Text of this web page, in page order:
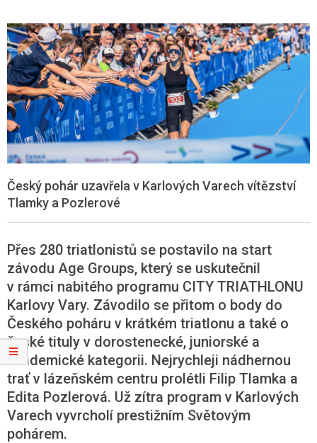
Český pohár uzavřela v Karlových Varech vítězství
Tlamky a Pozlerové
Přes 280 triatlonistů se postavilo na start
závodu Age Groups, který se uskutečnil
v rámci nabitého programu CITY TRIATHLONU
Karlovy Vary. Závodilo se přitom o body do
Českého poháru v krátkém triatlonu a také o
české tituly v dorostenecké, juniorské a
akademické kategorii. Nejrychleji nádhernou
trať v lázeňském centru prolétli Filip Tlamka a
Edita Pozlerová. Už zítra program v Karlových
Varech vyvrcholí prestižním Světovým
pohárem.